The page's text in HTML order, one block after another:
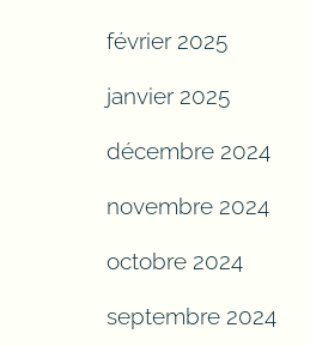
février 2025
janvier 2025
décembre 2024
novembre 2024
octobre 2024
septembre 2024